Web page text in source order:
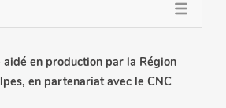
Hernan
Blandin, Simon Poupard, Aymeric
Film Festival Seoul 2018
sur une histoire vraie. Mort aux
de la société contemporaine
en production par la Région
en partenariat avec le CNC